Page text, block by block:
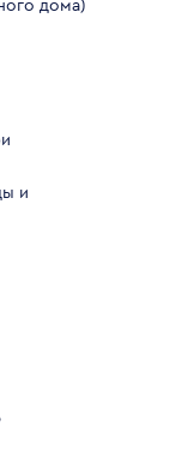
дома)
и